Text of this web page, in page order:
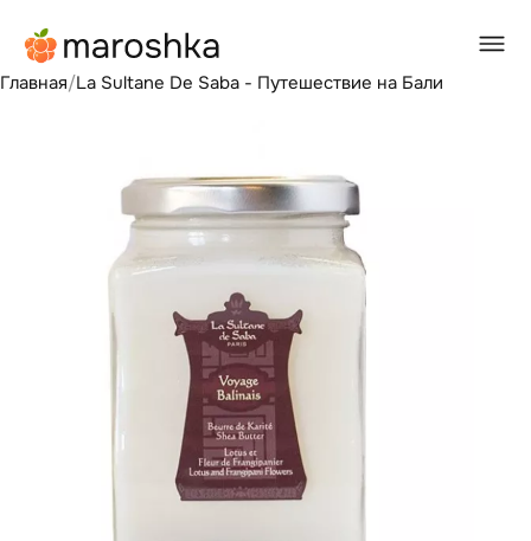
Главная/La Sultane De Saba - Путешествие на Бали